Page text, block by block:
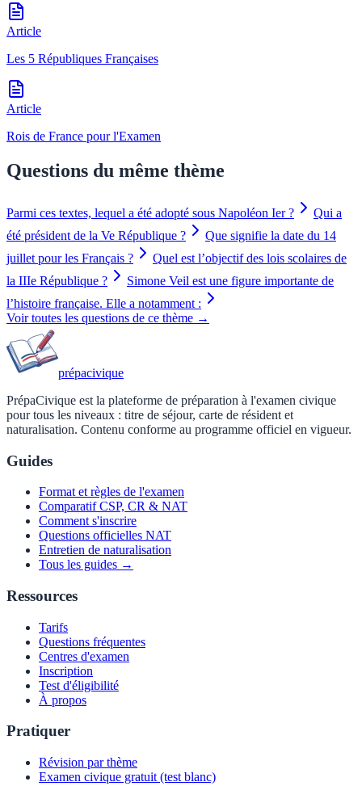
Article
Les 5 Républiques Françaises
Article
Rois de France pour l'Examen
Questions du même thème
Parmi ces textes, lequel a été adopté sous Napoléon Ier ?
Qui a
été président de la Ve République ?
Que signifie la date du 14
juillet pour les Français ?
Quel est l’objectif des lois scolaires de
la IIIe République ?
Simone Veil est une figure importante de
l’histoire française. Elle a notamment :
Voir toutes les questions de ce thème →
prépacivique
PrépaCivique est la plateforme de préparation à l'examen civique
pour tous les niveaux : titre de séjour, carte de résident et
naturalisation. Contenu conforme au programme officiel en vigueur.
Guides
Format et règles de l'examen
Comparatif CSP, CR & NAT
Comment s'inscrire
Questions officielles NAT
Entretien de naturalisation
Tous les guides →
Ressources
Tarifs
Questions fréquentes
Centres d'examen
Inscription
Test d'éligibilité
À propos
Pratiquer
Révision par thème
Examen civique gratuit (test blanc)